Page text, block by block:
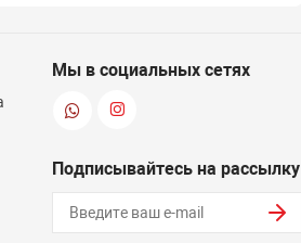
Мы в социальных сетях
Подписывайтесь на рассылку